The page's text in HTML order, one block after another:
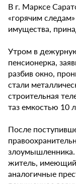
В г. Марксе
«горячим
имущества,
Утром в
пенсионерка,
разбив окно,
стали
строительная
таз емкостью 10
После
житель, имеющий
аналогичные